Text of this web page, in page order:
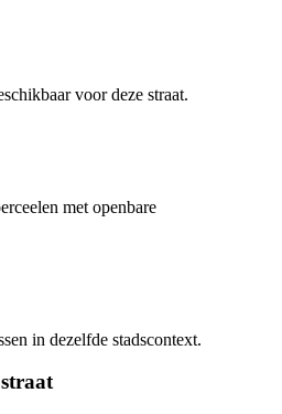
voor deze straat.
met openbare
in dezelfde stadscontext.